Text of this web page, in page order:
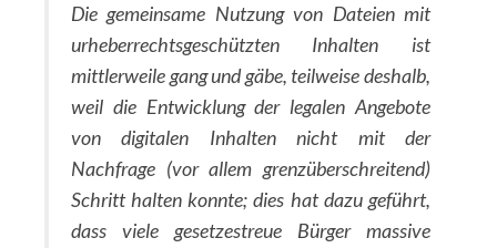
Die gemeinsame Nutzung von Dateien mit
urheberrechtsgeschützten Inhalten ist
mittlerweile gang und gäbe, teilweise deshalb,
weil die Entwicklung der legalen Angebote
von digitalen Inhalten nicht mit der
Nachfrage (vor allem grenzüberschreitend)
Schritt halten konnte; dies hat dazu geführt,
dass viele gesetzestreue Bürger massive